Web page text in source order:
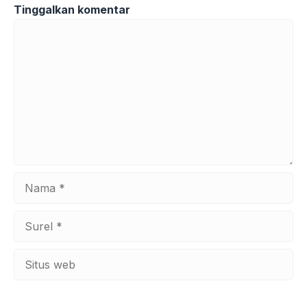
Tinggalkan komentar
web